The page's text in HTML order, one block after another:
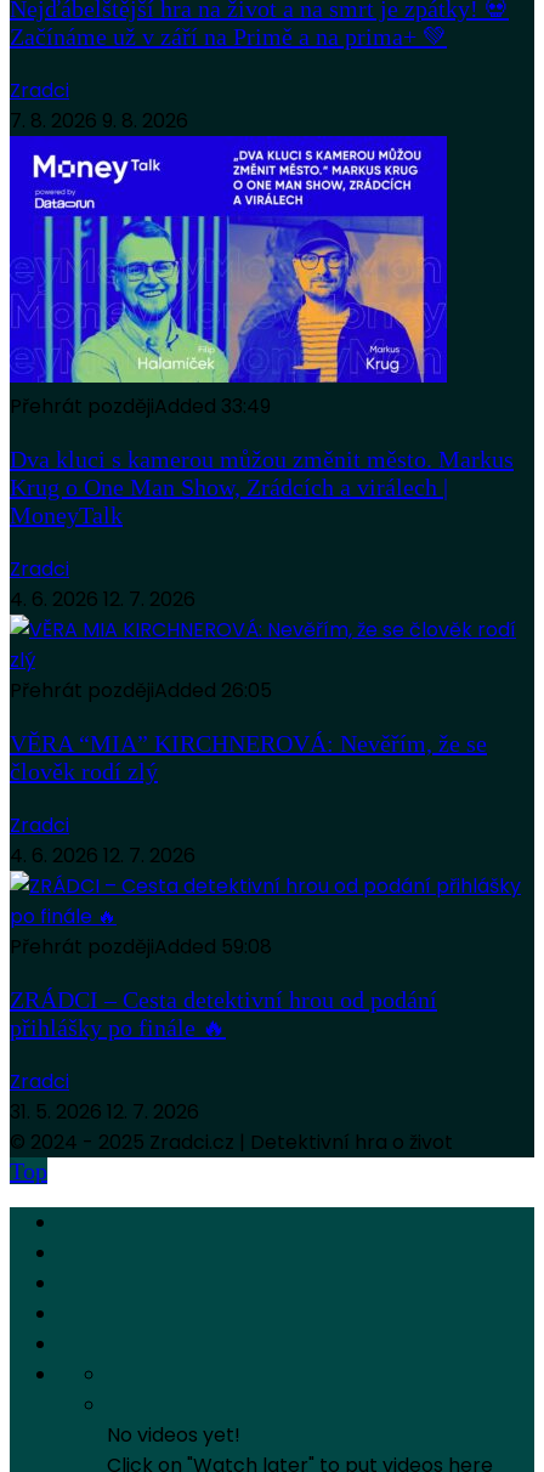
Nejďábelštější hra na život a na smrt je zpátky! 💀
Začínáme už v září na Primě a na prima+ 💚
Zradci
7. 8. 2026 9. 8. 2026
Přehrát pozdějiAdded 33:49
Dva kluci s kamerou můžou změnit město. Markus
Krug o One Man Show, Zrádcích a virálech |
MoneyTalk
Zradci
4. 6. 2026 12. 7. 2026
Přehrát pozdějiAdded 26:05
VĚRA “MIA” KIRCHNEROVÁ: Nevěřím, že se
člověk rodí zlý
Zradci
4. 6. 2026 12. 7. 2026
Přehrát pozdějiAdded 59:08
ZRÁDCI – Cesta detektivní hrou od podání
přihlášky po finále 🔥
Zradci
31. 5. 2026 12. 7. 2026
© 2024 - 2025 Zradci.cz | Detektivní hra o život
Top
No videos yet!
Click on "Watch later" to put videos here